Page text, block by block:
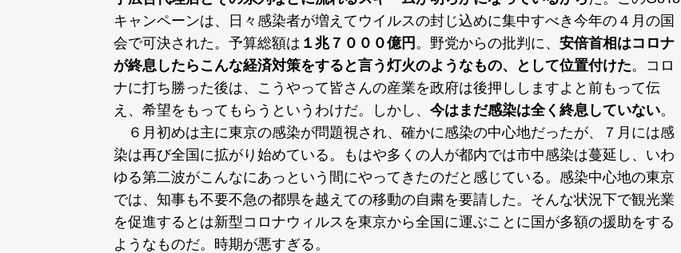
キャンペーンは、日々感染者が増えてウイルスの封じ込めに集中すべき今年の４月の国
会で可決された。予算総額は １兆７０００億円 。野党からの批判に、 安倍首相はコロナ
が終息したらこんな経済対策をすると言う灯火のようなもの、として位置付けた。コロ
ナに打ち勝った後は、こうやって皆さんの産業を政府は後押ししますよと前もって伝
え、希望をもってもらうというわけだ。しかし、 今はまだ感染は全く終息していない。
６月初めは主に東京の感染が問題視され、確かに感染の中心地だったが、７月には感
染は再び全国に拡がり始めている。もはや多くの人が都内では市中感染は蔓延し、いわ
ゆる第二波がこんなにあっという間にやってきたのだと感じている。感染中心地の東京
では、知事も不要不急の都県を越えての移動の自粛を要請した。そんな状況下で観光業
を促進するとは新型コロナウィルスを東京から全国に運ぶことに国が多額の援助をする
ようなものだ。時期が悪すぎる。